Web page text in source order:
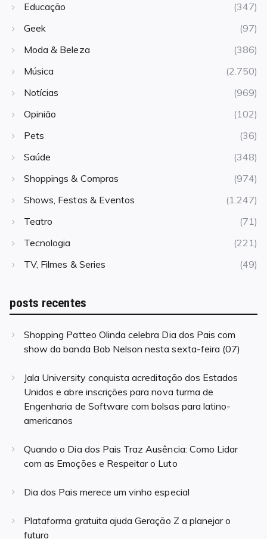
Educação
(347)
Geek
(97)
Moda & Beleza
(386)
Música
(2.750)
Notícias
(969)
Opinião
(102)
Pets
(36)
Saúde
(348)
Shoppings & Compras
(974)
Shows, Festas & Eventos
(1.247)
Teatro
(71)
Tecnologia
(221)
TV, Filmes & Series
(49)
posts recentes
Shopping Patteo Olinda celebra Dia dos Pais com
show da banda Bob Nelson nesta sexta-feira (07)
Jala University conquista acreditação dos Estados
Unidos e abre inscrições para nova turma de
Engenharia de Software com bolsas para latino-
americanos
Quando o Dia dos Pais Traz Ausência: Como Lidar
com as Emoções e Respeitar o Luto
Dia dos Pais merece um vinho especial
Plataforma gratuita ajuda Geração Z a planejar o
futuro